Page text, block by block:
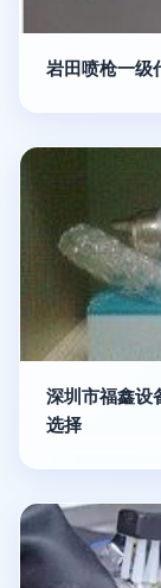
岩田喷枪一级
深圳市福鑫设
选择